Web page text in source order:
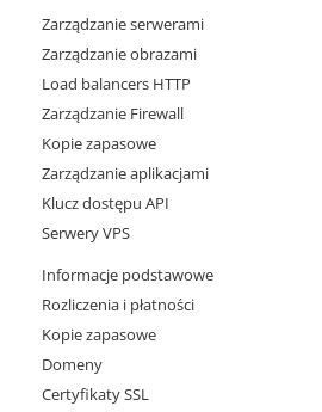
Zarządzanie serwerami
Zarządzanie obrazami
Load balancers HTTP
Zarządzanie Firewall
Kopie zapasowe
Zarządzanie aplikacjami
Klucz dostępu API
Serwery VPS
Informacje podstawowe
Rozliczenia i płatności
Kopie zapasowe
Domeny
Certyfikaty SSL